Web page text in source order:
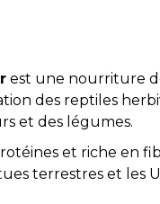
est une nourriture
des reptiles
et des légumes.
et riche en
terrestres et les